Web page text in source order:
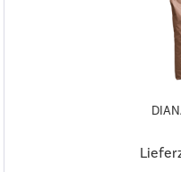
Aktivität des Tieres